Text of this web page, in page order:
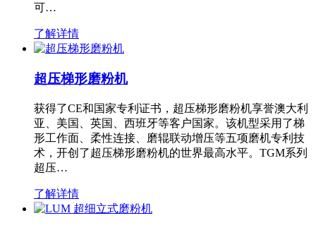
可…
了解详情
超压梯形磨粉机
获得了CE和国家专利证书，超压梯形磨粉机享誉澳大利
亚、美国、英国、西班牙等客户国家。该机型采用了梯
形工作面、柔性连接、磨辊联动增压等五项磨机专利技
术，开创了超压梯形磨粉机的世界最高水平。TGM系列
超压…
了解详情